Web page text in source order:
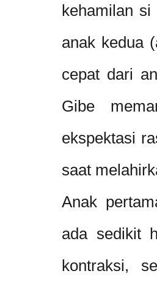
kehamilan
anak kedua
cepat dari
Gibe
ekspektasi
saat
Anak
ada sedikit
kontraksi,